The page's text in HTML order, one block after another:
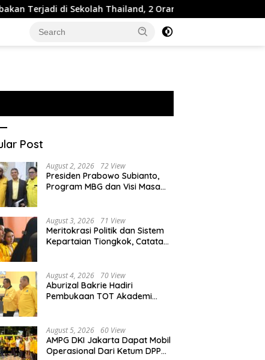
di Sekolah Thailand, 2 Orang Tewas dan 15 Luka
Post
August 2, 2026 72 View
Presiden Prabowo Subianto,
Program MBG dan Visi Masa
August 3, 2026 71 View
Meritokrasi Politik dan Sistem
Kepartaian Tiongkok, Catatan
August 4, 2026 70 View
Aburizal Bakrie Hadiri
Pembukaan TOT Akademi
Berkualitas
August 5, 2026 60 View
AMPG DKI Jakarta Dapat Mobil
Operasional Dari Ketum DPP